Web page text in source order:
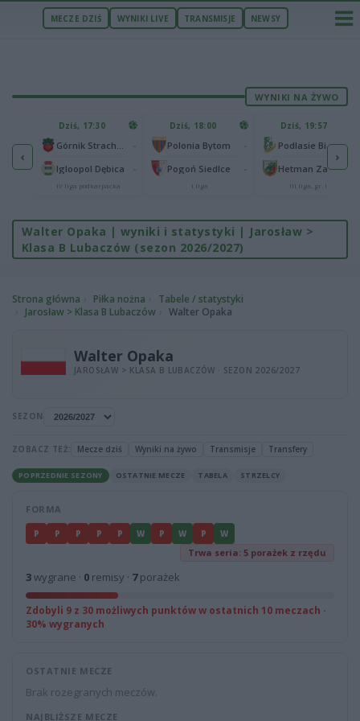
MECZE DZIŚ WYNIKI LIVE TRANSMISJE NEWSY
WYNIKI NA ŻYWO
‹
65
25
Dziś, 17:30
Igloopol Dębica
IV liga podkarpacka
Dziś, 18:00
Polonia Bytom
Pogoń Siedlce
I liga
Dziś, 19:57
Podlasie Biała Podlaska
Hetman Zamość
III liga, gr. IV
›
Walter Opaka | wyniki i statystyki | Jarosław >
Klasa B Lubaczów (sezon 2026/2027)
Strona główna Piłka nożna
Tabele / statystyki
Jarosław > Klasa B Lubaczów
Walter Opaka
Walter Opaka
JAROSŁAW > KLASA B LUBACZÓW · SEZON 2026/2027
SEZON
ZOBACZ TEŻ: Mecze dziś Wyniki na żywo Transmisje Transfery
POPRZEDNIE SEZONY OSTATNIE MECZE TABELA STRZELCY
FORMA
P P P P P W P W P W
Trwa seria: 5 porażek z rzędu
3wygrane · 0 remisy · 7porażek
Zdobyli 9 z 30 możliwych punktów w ostatnich 10 meczach ·
30% wygranych
OSTATNIE MECZE
Brak rozegranych meczów.
NAJBLIŻSZE MECZE